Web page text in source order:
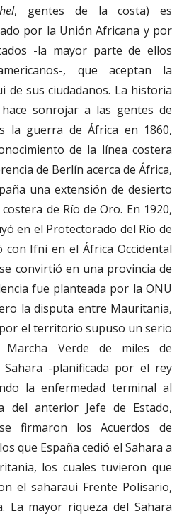
, gentes de la costa) es
por la Unión Africana y por
-la mayor parte de ellos
, que aceptan la
de sus ciudadanos. La historia
sonrojar a las gentes de
la guerra de África en 1860,
de la línea costera
de Berlín acerca de África,
una extensión de desierto
de Río de Oro. En 1920,
en el Protectorado del Río de
Ifni en el África Occidental
convirtió en una provincia de
fue planteada por la ONU
la disputa entre Mauritania,
el territorio supuso un serio
Verde de miles de
-planificada por el rey
la enfermedad terminal al
del anterior Jefe de Estado,
firmaron los Acuerdos de
que España cedió el Sahara a
los cuales tuvieron que
el saharaui Frente Polisario,
La mayor riqueza del Sahara